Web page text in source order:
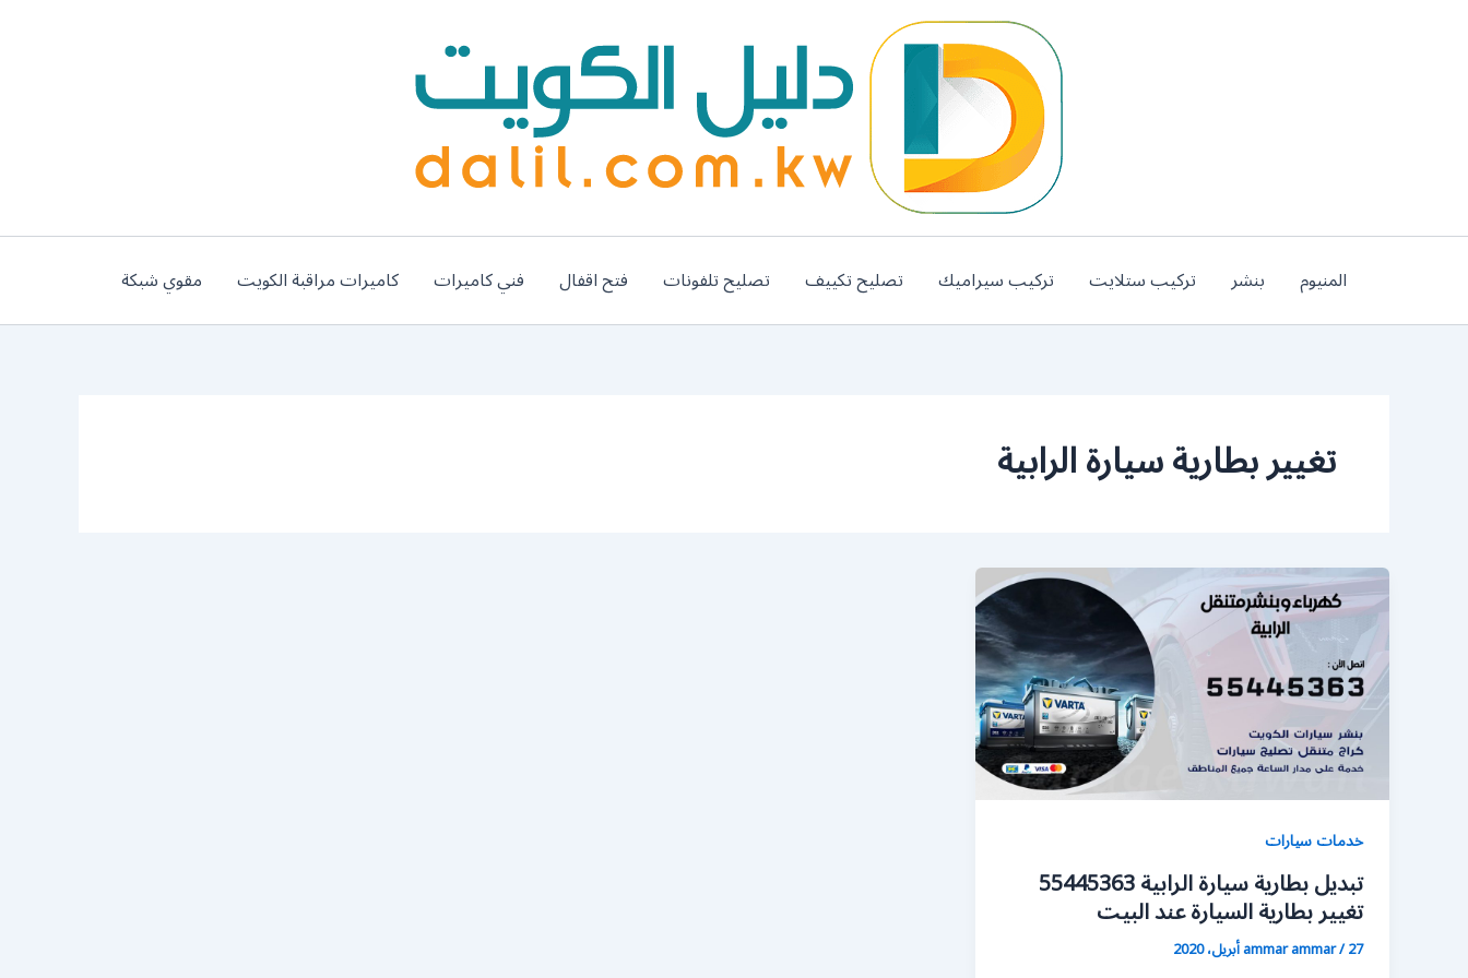
المنيوم بنشر تركيب ستلايت تركيب سيراميك تصليح تكييف تصليح تلفونات فتح اقفال فني كاميرات كاميرات مراقبة الكويت مقوي شبكة
تغيير بطارية سيارة الرابية
خدمات سيارات
تبديل بطارية سيارة الرابية 55445363
تغيير بطارية السيارة عند البيت
ammar ammar/27 أبريل، 2020